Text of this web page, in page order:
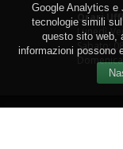
Orari
Lunedì-
Sabato:
Google Analytics
tecnologie simili
questo sito web,
informazioni possono